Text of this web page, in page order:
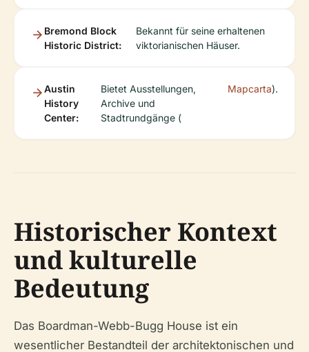
Bremond Block
Historic District:
Bekannt für seine erhaltenen
viktorianischen Häuser.
Austin
History
Center:
Bietet Ausstellungen,
Archive und
Stadtrundgänge (
Mapcarta).
Historischer Kontext
und kulturelle
Bedeutung
Das Boardman-Webb-Bugg House ist ein
wesentlicher Bestandteil der architektonischen und